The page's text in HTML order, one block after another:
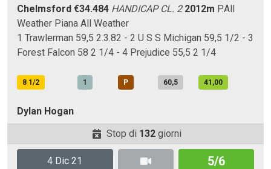
Chelmsford €34.484 HANDICAP CL. 2 2012m P.All
Weather Piana All Weather
1 Trawlerman 59,5 2.3.82 - 2 U S S Michigan 59,5 1/2 - 3
Forest Falcon 58 2 1/4 - 4 Prejudice 55,5 2 1/4
8 1/2 1 P 60,5 41,00
Dylan Hogan
Stop di 132 giorni
4 Dic 21 5/6